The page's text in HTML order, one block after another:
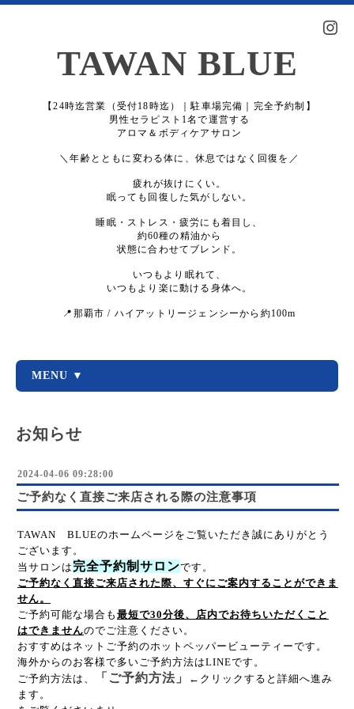
TAWAN BLUE
【24時迄営業（受付18時迄）｜駐車場完備｜完全予約制】
男性セラピスト1名で運営する
アロマ＆ボディケアサロン
＼年齢とともに変わる体に、休息ではなく回復を／
疲れが抜けにくい。
眠っても回復した気がしない。
睡眠・ストレス・疲労にも着目し、
約60種の精油から
状態に合わせてブレンド。
いつもより眠れて、
いつもより楽に動ける身体へ。
📍那覇市 / ハイアットリージェンシーから約100m
MENU ▼
お知らせ
2024-04-06 09:28:00
ご予約なく直接ご来店される際の注意事項
TAWAN BLUEのホームページをご覧いただき誠にありがとう
ございます。
当サロンは 完全予約制サロンです。
ご予約なく直接ご来店された際、すぐにご案内することができま
せん。
ご予約可能な場合も 最短で30分後、店内でお待ちいただくこと
はできませんのでご注意ください。
おすすめはネットご予約のホットペッパービューティーです。
海外からのお客様で多いご予約方法はLINEです。
ご予約方法は、
「ご予約方法」
←クリックすると詳細へ進み
ます。